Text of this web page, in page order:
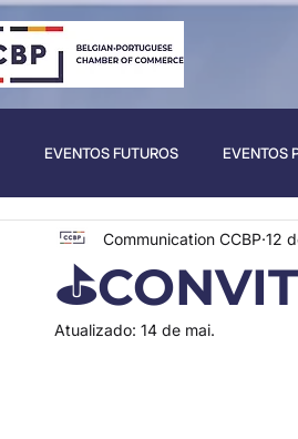
EVENTOS FUTUROS EVENTOS
Communication CCBP 12
Atualizado: 14 de mai.